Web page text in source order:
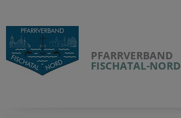
PFARRVERBAND
FISCHATAL-NORD